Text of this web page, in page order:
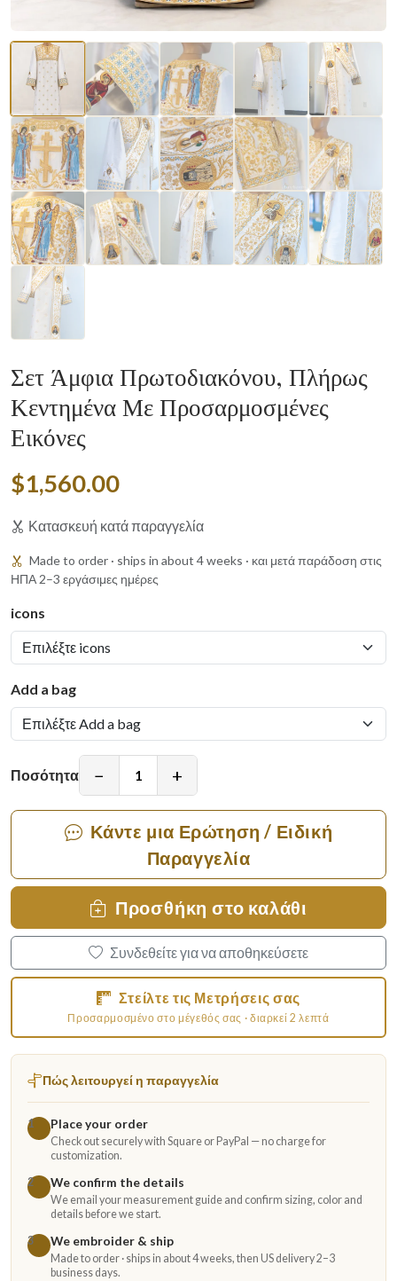
Σετ Άμφια Πρωτοδιακόνου, Πλήρως
Κεντημένα Με Προσαρμοσμένες
Εικόνες
$1,560.00
Κατασκευή κατά παραγγελία
Made to order · ships in about 4 weeks · και μετά παράδοση στις
ΗΠΑ 2–3 εργάσιμες ημέρες
icons
Add a bag
Ποσότητα − +
Κάντε μια Ερώτηση / Ειδική
Παραγγελία
Προσθήκη στο καλάθι
Συνδεθείτε για να αποθηκεύσετε
Στείλτε τις Μετρήσεις σας
Προσαρμοσμένο στο μέγεθός σας · διαρκεί 2 λεπτά
Πώς λειτουργεί η παραγγελία
1 Place your order
Check out securely with Square or PayPal — no charge for
customization.
2
We confirm the details
We email your measurement guide and confirm sizing, color and
details before we start.
3
We embroider & ship
Made to order · ships in about 4 weeks, then US delivery 2–3
business days.